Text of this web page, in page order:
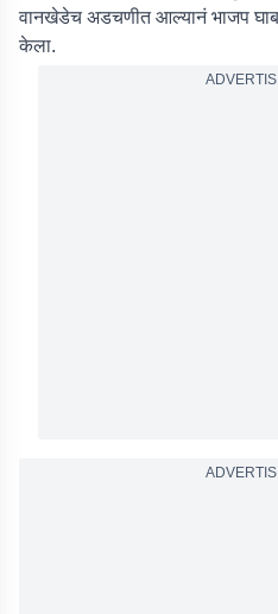
वानखेडेच अडचणीत आल्यानं भाजप
केला.